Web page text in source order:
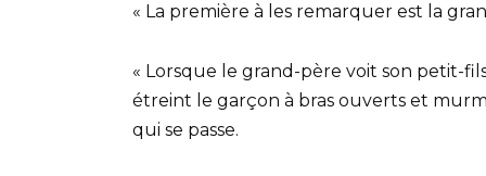
« La première à les remarquer est la
« Lorsque le grand-père voit son petit-
étreint le garçon à bras ouverts et
qui se passe.